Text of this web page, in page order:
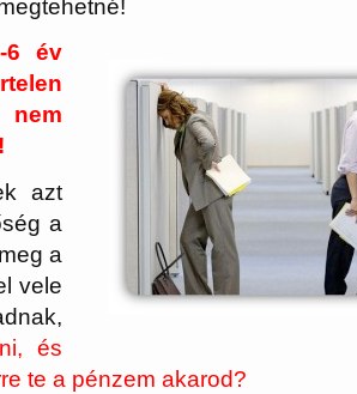
6 év
nem
azt
a
a
vele
és
te a pénzem akarod?